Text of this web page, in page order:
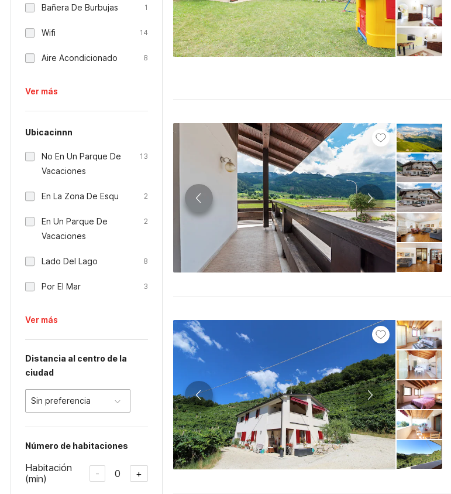
Bañera De Burbujas 1
Wifi 14
Aire Acondicionado 8
Ver más
Ubicacinnn
No En Un Parque De
Vacaciones
13
En La Zona De Esqu 2
En Un Parque De
Vacaciones
2
Lado Del Lago 8
Por El Mar 3
Ver más
Distancia al centro de la
ciudad
Sin preferencia
Número de habitaciones
Habitación
(min)
- 0 +